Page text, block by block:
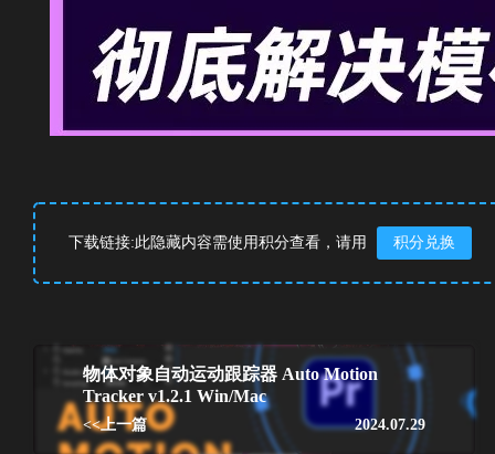
下载链接:此隐藏内容需使用积分查看，请用 积分兑换
物体对象自动运动跟踪器 Auto Motion
Tracker v1.2.1 Win/Mac
2024.07.29
<<上一篇